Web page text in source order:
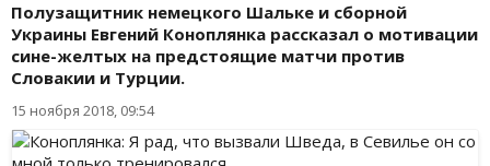
Полузащитник немецкого Шальке и сборной
Украины Евгений Коноплянка рассказал о мотивации
сине-желтых на предстоящие матчи против
Словакии и Турции.
15 ноября 2018, 09:54